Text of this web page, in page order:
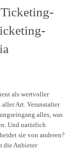
als wertvoller
Art. Veranstalter
alles, was
Und natürlich
sie von anderen?
die Anbieter